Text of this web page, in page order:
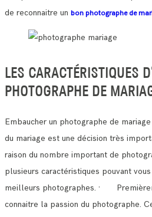
de reconnaitre un bon photographe de
LES CARACTÉRISTIQUES
PHOTOGRAPHE DE
Embaucher un photographe de
du mariage est une décision très
raison du nombre important de
plusieurs caractéristiques pouvant
meilleurs photographes. ·
connaitre la passion du photographe.